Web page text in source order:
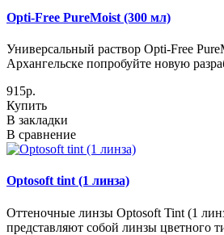
Opti-Free PureMoist (300 мл)
Универсальный раствор Opti-Free
Архангельске попробуйте новую
915р.
Купить
В закладки
В сравнение
Optosoft tint (1 линза)
Оттеночные линзы Optosoft Tint (1
представляют собой линзы цветного